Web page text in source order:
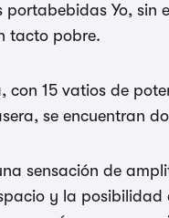
Yo,
tacto pobre.
15 vatios de
se encuentran
sensación de
y la